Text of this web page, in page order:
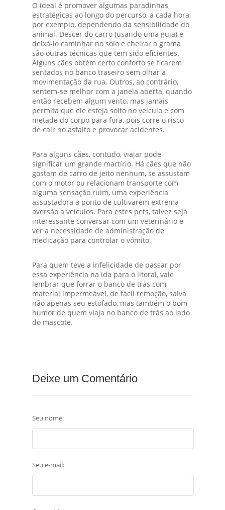
O ideal é promover algumas paradinhas
estratégicas ao longo do percurso, a cada hora,
por exemplo, dependendo da sensibilidade do
animal. Descer do carro (usando uma guia) e
deixá-lo caminhar no solo e cheirar a grama
são outras técnicas que tem sido eficientes.
Alguns cães obtém certo conforto se ficarem
sentados no banco traseiro sem olhar a
movimentação da rua. Outros, ao contrário,
sentem-se melhor com a janela aberta, quando
então recebem algum vento, mas jamais
permita que ele esteja solto no veículo e com
metade do corpo para fora, pois corre o risco
de cair no asfalto e provocar acidentes.
Para alguns cães, contudo, viajar pode
significar um grande martírio. Há cães que não
gostam de carro de jeito nenhum, se assustam
com o motor ou relacionam transporte com
alguma sensação ruim, uma experiência
assustadora a ponto de cultivarem extrema
aversão a veículos. Para estes pets, talvez seja
interessante conversar com um veterinário e
ver a necessidade de administração de
medicação para controlar o vômito.
Para quem teve a infelicidade de passar por
essa experiência na ida para o litoral, vale
lembrar que forrar o banco de trás com
material impermeável, de fácil remoção, salva
não apenas seu estofado, mas também o bom
humor de quem viaja no banco de trás ao lado
do mascote.
Deixe um Comentário
Seu nome:
Seu e-mail: